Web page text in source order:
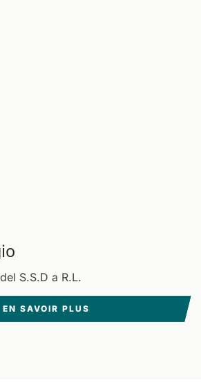
S.S.D a R.L.
EN SAVOIR PLUS